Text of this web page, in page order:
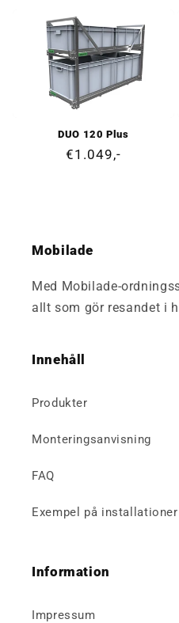
DUO 120 Plus
Ordinarie
€1.049,-
Mobilade
Med Mobilade-
allt som gör resandet i
Innehåll
Produkter
Monteringsanvisning
FAQ
Exempel på installationer
Information
Impressum